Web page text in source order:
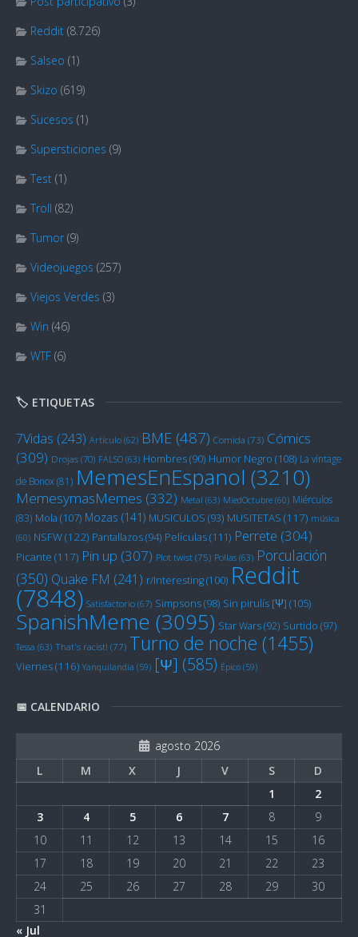
Reddit (8.726)
Salseo (1)
Skizo (619)
Sucesos (1)
Supersticiones (9)
Test (1)
Troll (82)
Tumor (9)
Videojuegos (257)
Viejos Verdes (3)
Win (46)
WTF (6)
🏷️ ETIQUETAS
7Vidas (243) Artículo (62) BME (487) Comida (73) Cómics
(309) Drojas (70) FALSO (63) Hombres(90) Humor Negro (108) La vintage
de Bonox(81) MemesEnEspanol (3210)
MemesymasMemes (332) Metal (63) MiedOctubre (60) Miérculos
(83) Mola (107) Mozas (141) MUSICULOS (93) MUSITETAS (117) música
(60) NSFW(122) Pantallazos(94) Películas(111) Perrete (304)
Picante (117) Pin up (307) Plot twist (75) Pollas (63) Porculación
(350) Quake FM (241) r/Interesting(100) Reddit
(7848) Satisfactorio (67) Simpsons(98) Sin pirulís [Ψ] (105)
SpanishMeme (3095) Star Wars(92) Surtido (97)
Tessa (63) That's racist! (77) Turno de noche (1455)
Viernes(116) Yanquilandia (59) [Ψ] (585) Épico (59)
📅 CALENDARIO
agosto 2026
L
M X J V S
D
1
2
3
4 5 6 7 8
9
10
11 12 13 14 15
16
17
18 19 20 21 22
23
24
25 26 27 28 29
30
31
« Jul